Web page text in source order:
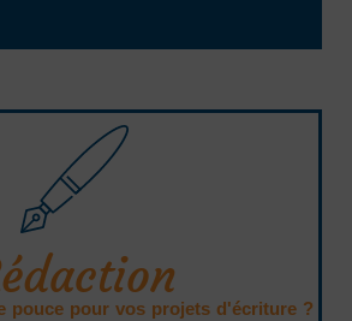
pouce pour vos projets d'écriture ?